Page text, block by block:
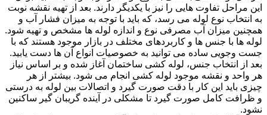
این مراحل تفاوت هایی را نیز با یکدیگر دارند. بعد از تهیه نقشه نوبت
به انتخاب نوع لوله می رسد، که باید با توجه به میزان فشار آب و
همچنین میزان آب مصرفی نوع و اندازه لوله ها مشخص و تهیه شود.
لوله ها با جنس ها و کاربردهای مختلف در بازار موجود هستند که با
جست وجویی ساده می توانید به خصوصیات انواع آن ها دست یابید.
بعد از انتخاب جنس، لوله کشی ساختمان آغاز شده و بر اساس نیاز
هر واحد و نقشه موجود لوله کشی انجام می شود. بیشتر از هر
چیزی باید این کار با دقت صورت گیرد و اتصالات بین لوله به درستی
و ظرافت کامل صورت گیرد تا مشکلی در آینده گریبان گیر ساکنین
نشود.